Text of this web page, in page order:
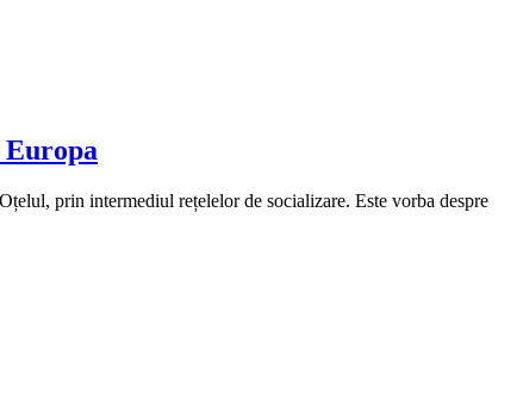
prin intermediul rețelelor de socializare. Este vorba despre